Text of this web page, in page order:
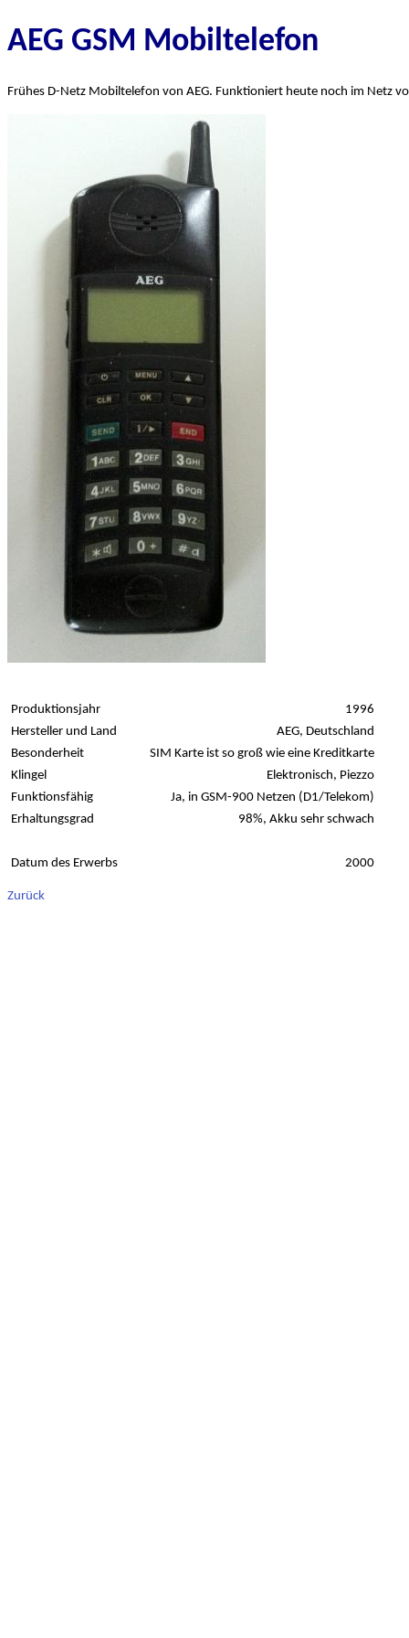
AEG GSM Mobiltelefon
Frühes D-Netz Mobiltelefon von AEG. Funktioniert heute noch im Netz
Produktionsjahr
1996
Hersteller und Land
AEG, Deutschland
Besonderheit
SIM Karte ist so groß wie eine Kreditkarte
Klingel
Elektronisch, Piezzo
Funktionsfähig
Ja, in GSM-900 Netzen (D1/Telekom)
Erhaltungsgrad
98%, Akku sehr schwach
Datum des Erwerbs 2000
Zurück